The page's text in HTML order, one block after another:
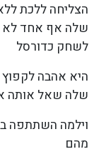
הצליחה ללכת
שלה אף אחד לא
לשחק כדורסל
היא אהבה
שלה שאל אותה
מהם